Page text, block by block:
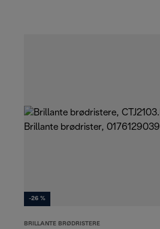
-26 %
BRILLANTE BRØDRISTERE